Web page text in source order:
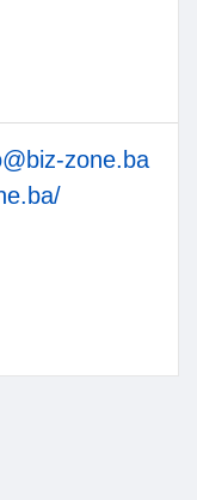
zone.ba